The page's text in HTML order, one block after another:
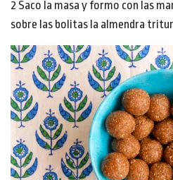
2 Saco la masa y formo con las
sobre las bolitas la almendra